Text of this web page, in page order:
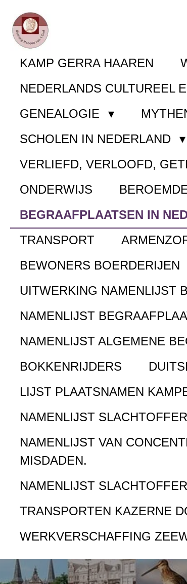
Ga
direct
naar
hoofdinhoud
KAMP GERRA HAAREN
NEDERLANDS CULTUREEL
GENEALOGIE
SCHOLEN IN NEDERLAND
VERLIEFD, VERLOOFD,
ONDERWIJS
BEGRAAFPLAATSEN IN
TRANSPORT
BEWONERS BOERDERIJEN
UITWERKING NAMENLIJST
NAMENLIJST
NAMENLIJST ALGEMENE
BOKKENRIJDERS
LIJST PLAATSNAMEN
NAMENLIJST
NAMENLIJST VAN
MISDADEN.
NAMENLIJST
TRANSPORTEN KAZERNE
WERKVERSCHAFFING